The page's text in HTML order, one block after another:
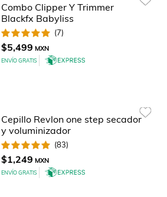
Combo Clipper Y Trimmer
Blackfx Babyliss
(7)
$5,499 MXN
ENVÍO GRATIS
Cepillo Revlon one step secador
y voluminizador
(83)
$1,249 MXN
ENVÍO GRATIS